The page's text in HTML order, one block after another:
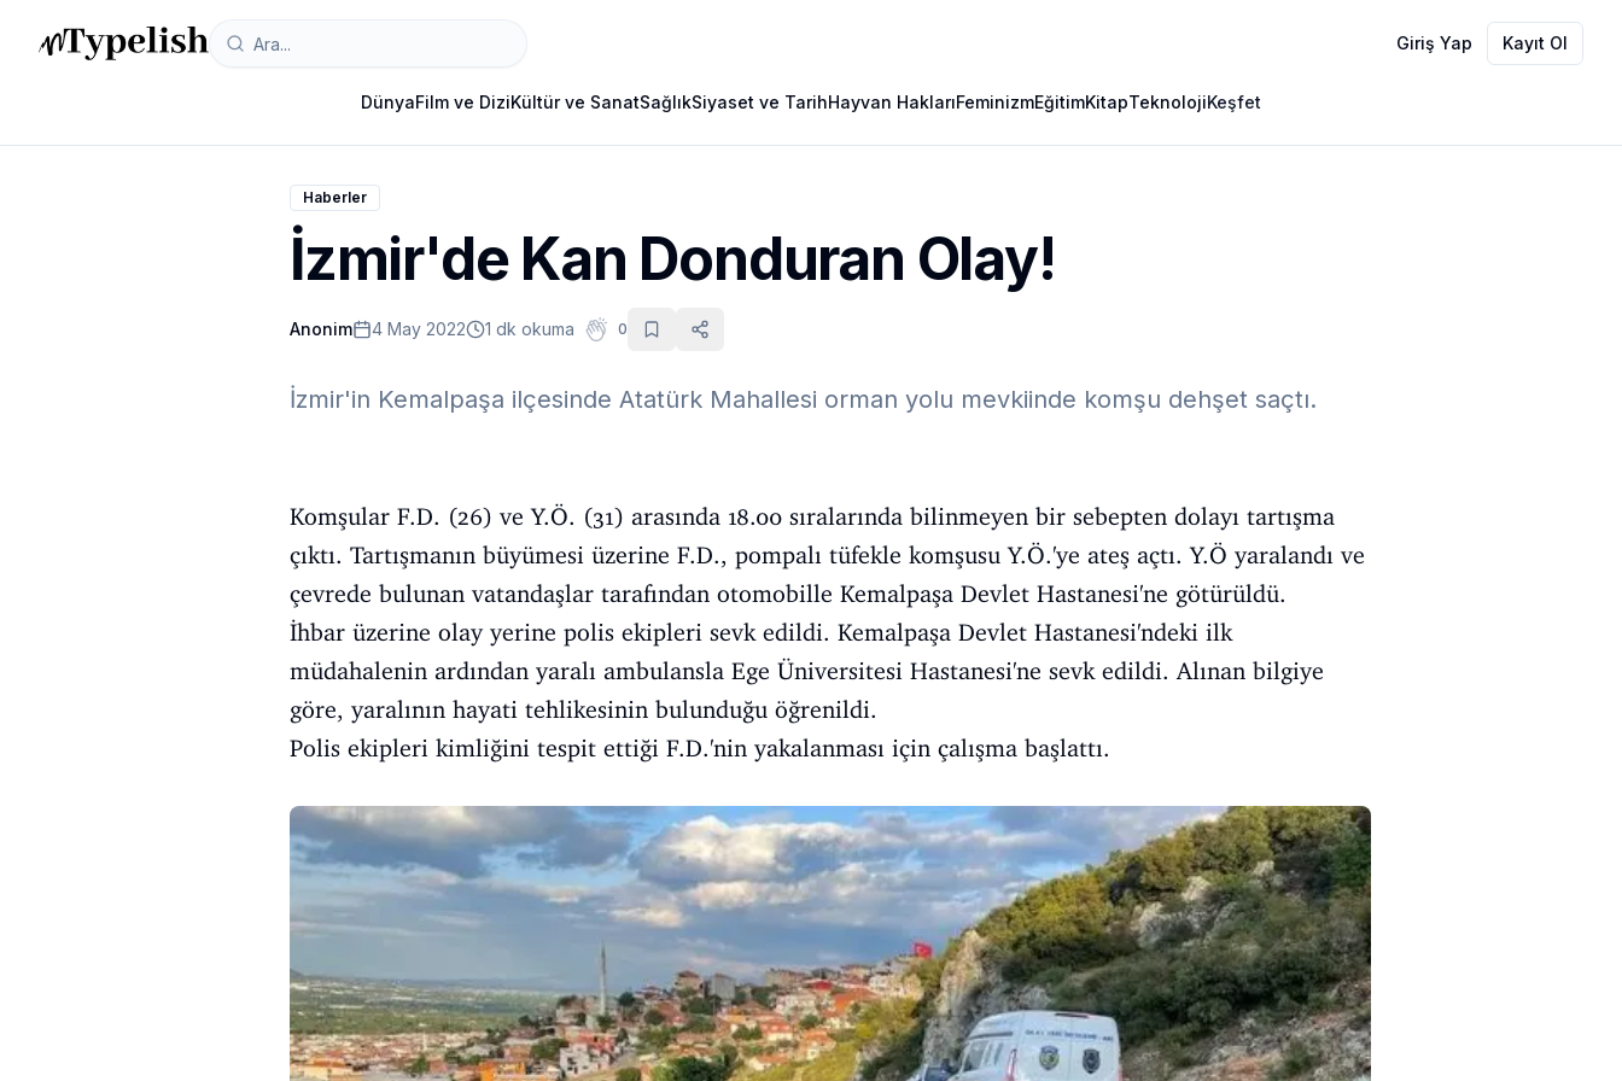
Giriş Yap Kayıt Ol
DünyaFilm ve DiziKültür ve SanatSağlıkSiyaset ve TarihHayvan HaklarıFeminizmEğitimKitapTeknolojiKeşfet
Haberler
İzmir'de Kan Donduran Olay!
Anonim 4 May 2022 1 dk okuma 0
İzmir'in Kemalpaşa ilçesinde Atatürk Mahallesi orman yolu mevkiinde komşu dehşet saçtı.
Komşular F.D. (26) ve Y.Ö. (31) arasında 18.00 sıralarında bilinmeyen bir sebepten dolayı tartışma
çıktı. Tartışmanın büyümesi üzerine F.D., pompalı tüfekle komşusu Y.Ö.'ye ateş açtı. Y.Ö yaralandı ve
çevrede bulunan vatandaşlar tarafından otomobille Kemalpaşa Devlet Hastanesi'ne götürüldü.
İhbar üzerine olay yerine polis ekipleri sevk edildi. Kemalpaşa Devlet Hastanesi'ndeki ilk
müdahalenin ardından yaralı ambulansla Ege Üniversitesi Hastanesi'ne sevk edildi. Alınan bilgiye
göre, yaralının hayati tehlikesinin bulunduğu öğrenildi.
Polis ekipleri kimliğini tespit ettiği F.D.'nin yakalanması için çalışma başlattı.